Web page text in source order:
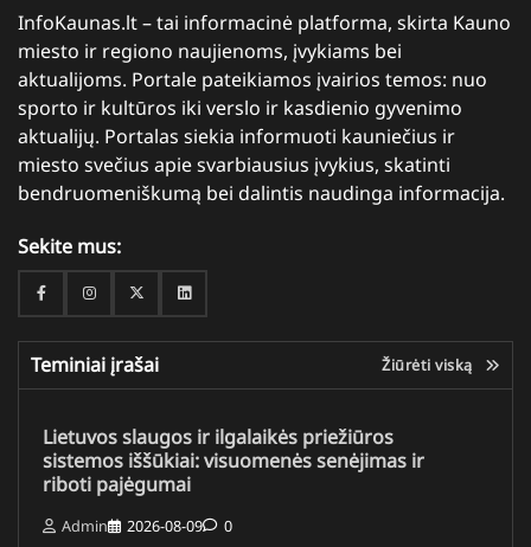
InfoKaunas.lt – tai informacinė platforma, skirta Kauno
miesto ir regiono naujienoms, įvykiams bei
aktualijoms. Portale pateikiamos įvairios temos: nuo
sporto ir kultūros iki verslo ir kasdienio gyvenimo
aktualijų. Portalas siekia informuoti kauniečius ir
miesto svečius apie svarbiausius įvykius, skatinti
bendruomeniškumą bei dalintis naudinga informacija.
Sekite mus:
FacebookInstagramTwitterLinkedin
Teminiai įrašai Žiūrėti viską
Lietuvos slaugos ir ilgalaikės priežiūros
sistemos iššūkiai: visuomenės senėjimas ir
riboti pajėgumai
Admin 2026-08-09 0